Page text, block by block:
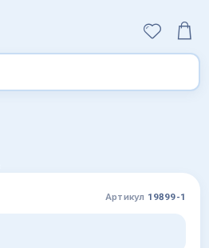
Артикул 19899-1